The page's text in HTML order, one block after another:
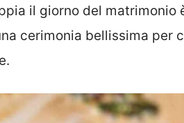
il giorno del
cerimonia bellissima per